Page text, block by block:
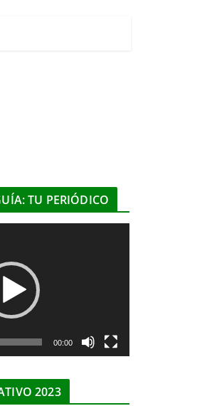
TU PERIÓDICO
00:00
2023